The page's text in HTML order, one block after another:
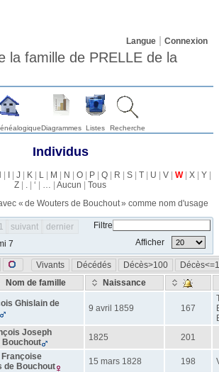
Langue Connexion
la famille de PRELLE de la
Diagrammes Listes Recherche
Individus
| I| J | K| L| M | N | O| P| Q| R | S| T| U | V| W| X| Y|
Z | . | ‘ | … | Aucun | Tous
« de Wouters de Bouchout» comme nom d'usage
1 suivant dernier
Filtre
7
Afficher
Vivants Décédés Décès>100
Nom de famille Naissance
Ghislain de
9 avril 1859 167
Joseph
Bouchout 1825
201
de Bouchout 15 mars 1828 198